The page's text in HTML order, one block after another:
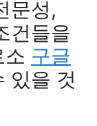
문성,
건들을
구글
있을 것